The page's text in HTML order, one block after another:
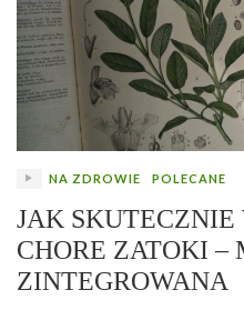
NA ZDROWIE POLECANE
JAK
CHORE ZATOKI –
ZINTEGROWANA